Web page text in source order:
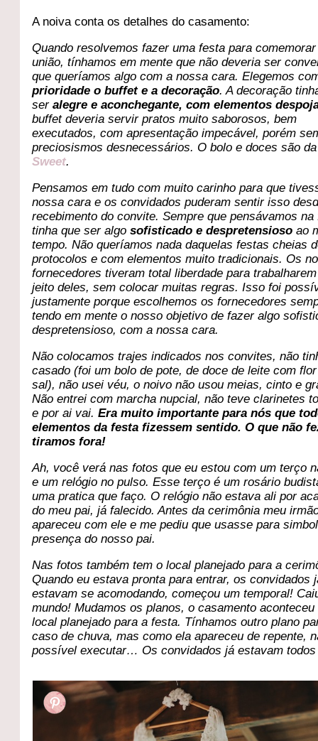
A noiva conta os detalhes do casamento:
Quando resolvemos fazer uma festa para
união, tínhamos em mente que não deveria ser
que queríamos algo com a nossa cara. Elegemos
prioridade o buffet e a decoração. A decoração
seralegre e aconchegante, com elementos
buffet deveria servir pratos muito saborosos, bem
executados, com apresentação impecável, porém
preciosismos desnecessários. O bolo e doces são
Sweet.
Pensamos em tudo com muito carinho para que
nossa cara e os convidados puderam sentir isso
recebimento do convite. Sempre que pensávamos na
tinha que ser algosofisticado e despretensioso ao
tempo. Não queríamos nada daquelas festas cheias
protocolos e com elementos muito tradicionais. Os
fornecedores tiveram total liberdade para
jeito deles, sem colocar muitas regras. Isso foi
justamente porque escolhemos os fornecedores
tendo em mente o nosso objetivo de fazer algo
despretensioso, com a nossa cara.
Não colocamos trajes indicados nos convites, não
casado (foi um bolo de pote, de doce de leite com
sal), não usei véu, o noivo não usou meias, cinto e
Não entrei com marcha nupcial, não teve clarinetes
e por ai vai.Era muito importante para nós que
elementos da festa fizessem sentido. O que não
tiramos fora!
Ah, você verá nas fotos que eu estou com um terço
e um relógio no pulso. Esse terço é um rosário
uma pratica que faço. O relógio não estava ali por
do meu pai, já falecido. Antes da cerimônia meu
apareceu com ele e me pediu que usasse para
presença do nosso pai.
Nas fotos também tem o local planejado para a
Quando eu estava pronta para entrar, os convidados
estavam se acomodando, começou um temporal!
mundo! Mudamos os planos, o casamento aconteceu
local planejado para a festa. Tínhamos outro plano
caso de chuva, mas como ela apareceu de repente,
possível executar… Os convidados já estavam todos